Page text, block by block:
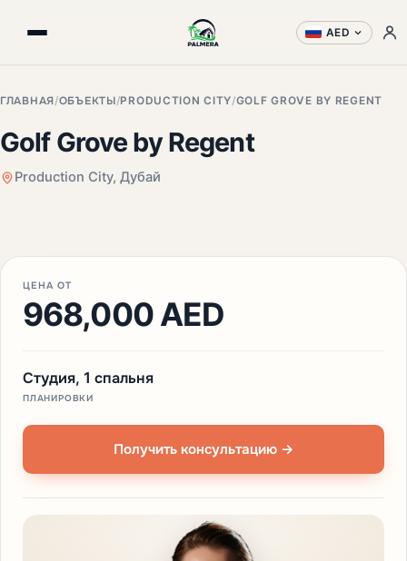
AED
ГЛАВНАЯ /ОБЪЕКТЫ/PRODUCTION CITY/GOLF GROVE BY REGENT
Golf Grove by Regent
Production City, Дубай
ЦЕНА ОТ
968,000 AED
Студия, 1 спальня
ПЛАНИРОВКИ
Получить консультацию →